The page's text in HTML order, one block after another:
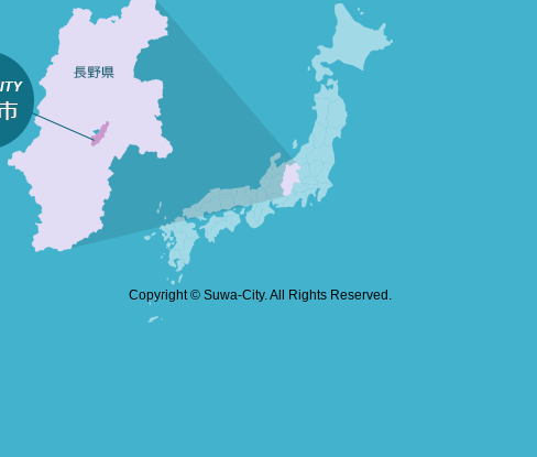
Copyright © Suwa-City. All Rights Reserved.